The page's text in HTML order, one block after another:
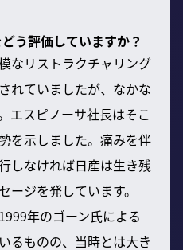
う評価していますか？
なリストラクチャリング
れていましたが、なかな
エスピノーサ社長はそこ
を示しました。痛みを伴
しなければ日産は生き残
ージを発しています。
年のゴーン氏による
るものの、当時とは大き